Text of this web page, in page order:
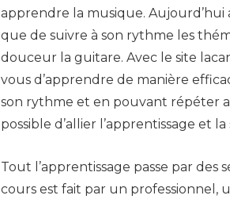
apprendre la musique. Aujourd’hui
que de suivre à son rythme les
douceur la guitare. Avec le site
vous d’apprendre de manière
son rythme et en pouvant répéter
possible d’allier l’apprentissage et
Tout l’apprentissage passe par
cours est fait par un professionnel,